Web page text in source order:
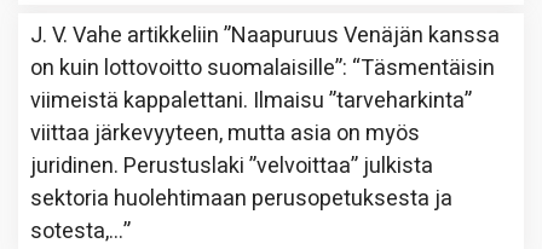
J. V. Vahe artikkeliin”Naapuruus Venäjän kanssa
on kuin lottovoitto suomalaisille”: “Täsmentäisin
viimeistä kappalettani. Ilmaisu ”tarveharkinta”
viittaa järkevyyteen, mutta asia on myös
juridinen. Perustuslaki ”velvoittaa” julkista
sektoria huolehtimaan perusopetuksesta ja
sotesta,…”